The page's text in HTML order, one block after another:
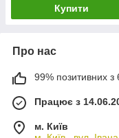
Купити
Про нас
99% позитивних з
Працює з
м. Київ